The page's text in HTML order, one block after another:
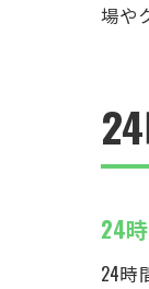
場や
24
24時